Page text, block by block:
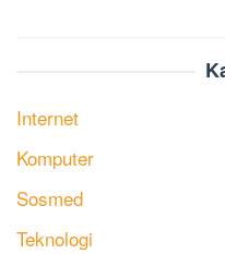
Internet
Komputer
Sosmed
Teknologi